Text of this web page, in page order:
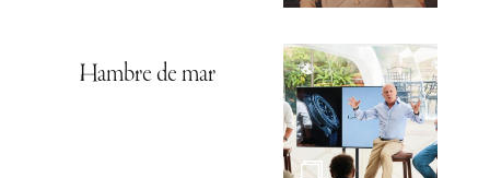
Hambre de mar